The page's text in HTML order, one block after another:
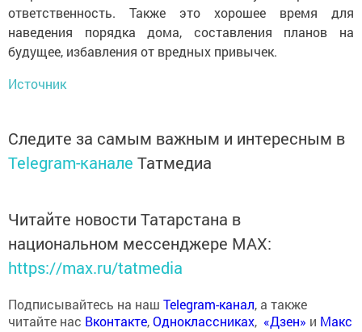
ответственность. Также это хорошее время для
наведения порядка дома, составления планов на
будущее, избавления от вредных привычек.
Источник
Следите за самым важным и интересным в
Telegram-канале Татмедиа
Читайте новости Татарстана в
национальном мессенджере MАХ:
https://max.ru/tatmedia
Подписывайтесь на наш Telegram-канал, а также
читайте нас Вконтакте,Одноклассниках, «Дзен» и Макс